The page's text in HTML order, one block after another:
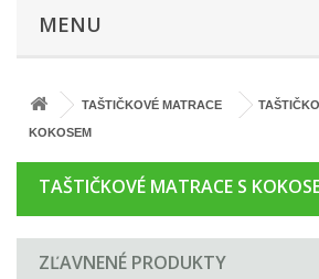
MENU
TAŠTIČKOVÉ MATRACE
KOKOSEM
TAŠTIČKOVÉ MATRACE S
ZĽAVNENÉ PRODUKTY